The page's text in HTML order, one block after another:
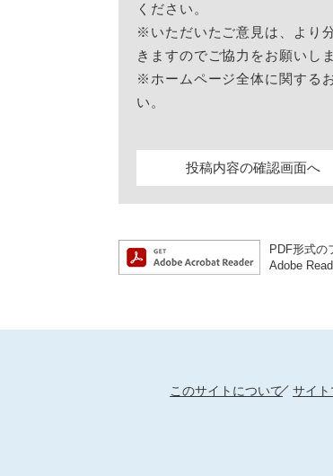
ください。
※いただいたご意見は、より
きますのでご協力をお願いしま
※ホームページ全体に関する
い。
PDF形式の
Adobe
このサイトについて サイ